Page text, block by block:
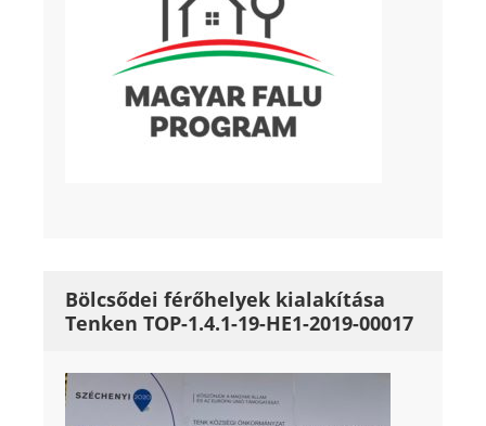
Bölcsődei férőhelyek kialakítása
Tenken TOP-1.4.1-19-HE1-2019-00017